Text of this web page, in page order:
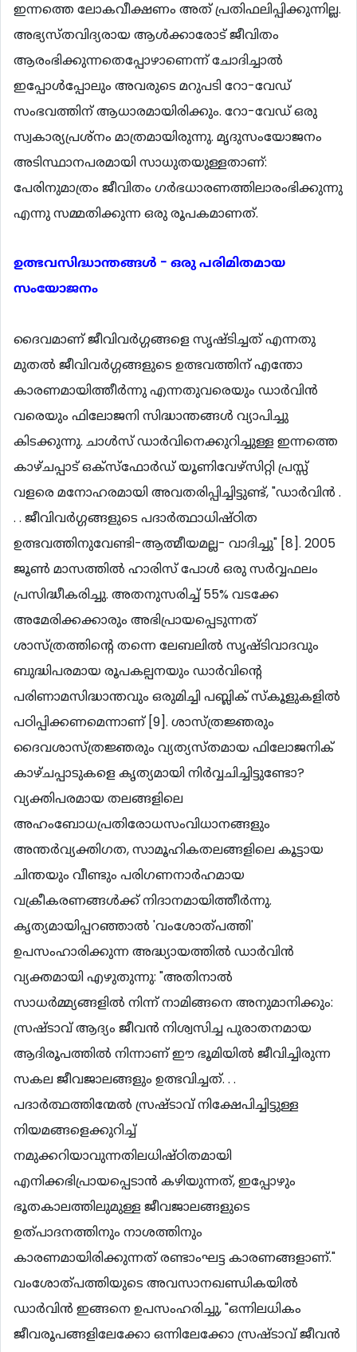
ഇന്നത്തെ ലോകവീക്ഷണം അത് പ്രതിഫലിപ്പിക്കുന്നില്ല.
അഭ്യസ്തവിദ്യരായ ആള്‍ക്കാരോട് ജീവിതം
ആരംഭിക്കുന്നതെപ്പോഴാണെന്ന് ചോദിച്ചാല്‍
ഇപ്പോള്‍പ്പോലും അവരുടെ മറുപടി റോ-വേഡ്
സംഭവത്തിന് ആധാരമായിരിക്കും. റോ-വേഡ് ഒരു
സ്വകാര്യപ്രശ്നം മാത്രമായിരുന്നു. മൃദുസംയോജനം
അടിസ്ഥാനപരമായി സാധുതയുള്ളതാണ്:
പേരിനുമാത്രം ജീവിതം ഗര്‍ഭധാരണത്തിലാരംഭിക്കുന്നു
എന്നു സമ്മതിക്കുന്ന ഒരു രൂപകമാണത്.
ഉത്ഭവസിദ്ധാന്തങ്ങള്‍ - ഒരു പരിമിതമായ
സംയോജനം
ദൈവമാണ് ജീവിവര്‍ഗ്ഗങ്ങളെ സൃഷ്ടിച്ചത് എന്നതു
മുതല്‍ ജീവിവര്‍ഗ്ഗങ്ങളുടെ ഉത്ഭവത്തിന് എന്തോ
കാരണമായിത്തീര്‍ന്നു എന്നതുവരെയും ഡാര്‍വിന്‍
വരെയും ഫിലോജനി സിദ്ധാന്തങ്ങള്‍ വ്യാപിച്ചു
കിടക്കുന്നു. ചാള്‍സ് ഡാര്‍വിനെക്കുറിച്ചുള്ള ഇന്നത്തെ
കാഴ്ചപ്പാട് ഒക്സ്ഫോര്‍ഡ് യൂണിവേഴ്സിറ്റി പ്രസ്സ്
വളരെ മനോഹരമായി അവതരിപ്പിച്ചിട്ടുണ്ട്, "ഡാര്‍വിന്‍ .
. . ജീവിവര്‍ഗ്ഗങ്ങളുടെ പദാര്‍ത്ഥാധിഷ്ഠിത
ഉത്ഭവത്തിനുവേണ്ടി-ആത്മീയമല്ല- വാദിച്ചു" [8]. 2005
ജൂണ്‍ മാസത്തില്‍ ഹാരിസ് പോള്‍ ഒരു സര്‍വ്വഫലം
പ്രസിദ്ധീകരിച്ചു. അതനുസരിച്ച് 55% വടക്കേ
അമേരിക്കക്കാരും അഭിപ്രായപ്പെടുന്നത്
ശാസ്ത്രത്തിന്‍റെ തന്നെ ലേബലില്‍ സൃഷ്ടിവാദവും
ബുദ്ധിപരമായ രൂപകല്പനയും ഡാര്‍വിന്‍റെ
പരിണാമസിദ്ധാന്തവും ഒരുമിച്ചി പബ്ലിക് സ്കൂളുകളില്‍
പഠിപ്പിക്കണമെന്നാണ് [9]. ശാസ്ത്രജ്ഞരും
ദൈവശാസ്ത്രജ്ഞരും വ്യത്യസ്തമായ ഫിലോജനിക്
കാഴ്ചപ്പാടുകളെ കൃത്യമായി നിര്‍വ്വചിച്ചിട്ടുണ്ടോ?
വ്യക്തിപരമായ തലങ്ങളിലെ
അഹംബോധപ്രതിരോധസംവിധാനങ്ങളും
അന്തര്‍വ്യക്തിഗത, സാമൂഹികതലങ്ങളിലെ കൂട്ടായ
ചിന്തയും വീണ്ടും പരിഗണനാര്‍ഹമായ
വക്രീകരണങ്ങള്‍ക്ക് നിദാനമായിത്തീര്‍ന്നു.
കൃത്യമായിപ്പറഞ്ഞാല്‍ 'വംശോത്പത്തി'
ഉപസംഹാരിക്കുന്ന അദ്ധ്യായത്തില്‍ ഡാര്‍വിന്‍
വ്യക്തമായി എഴുതുന്നു: "അതിനാല്‍
സാധര്‍മ്മ്യങ്ങളില്‍ നിന്ന് നാമിങ്ങനെ അനുമാനിക്കും:
സ്രഷ്ടാവ് ആദ്യം ജീവന്‍ നിശ്വസിച്ച പുരാതനമായ
ആദിരൂപത്തില്‍ നിന്നാണ് ഈ ഭൂമിയില്‍ ജീവിച്ചിരുന്ന
സകല ജീവജാലങ്ങളും ഉത്ഭവിച്ചത്. . .
പദാര്‍ത്ഥത്തിന്മേല്‍ സ്രഷ്ടാവ് നിക്ഷേപിച്ചിട്ടുള്ള
നിയമങ്ങളെക്കുറിച്ച്
നമുക്കറിയാവുന്നതിലധിഷ്ഠിതമായി
എനിക്കഭിപ്രായപ്പെടാന്‍ കഴിയുന്നത്, ഇപ്പോഴും
ഭൂതകാലത്തിലുമുള്ള ജീവജാലങ്ങളുടെ
ഉത്പാദനത്തിനും നാശത്തിനും
കാരണമായിരിക്കുന്നത് രണ്ടാംഘട്ട കാരണങ്ങളാണ്."
വംശോത്പത്തിയുടെ അവസാനഖണ്ഡികയില്‍
ഡാര്‍വിന്‍ ഇങ്ങനെ ഉപസംഹരിച്ചു, "ഒന്നിലധികം
ജീവരൂപങ്ങളിലേക്കോ ഒന്നിലേക്കോ സ്രഷ്ടാവ് ജീവന്‍